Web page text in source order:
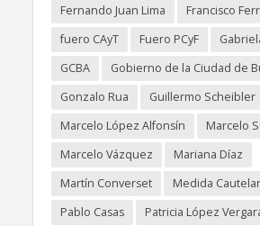
Fernando Juan Lima
Francisco
fuero CAyT
Fuero PCyF
GCBA
Gobierno de la Ciudad de
Gonzalo Rua
Guillermo Scheibler
Marcelo López Alfonsín
Marcelo
Marcelo Vázquez
Mariana Díaz
Martín Converset
Medida Cautelar
Pablo Casas
Patricia López